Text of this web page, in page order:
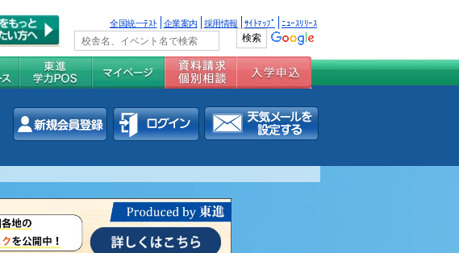
全国統一ﾃｽﾄ 企業案内 採用情報 ｻｲﾄﾏｯﾌﾟ ﾆｭｰｽﾘﾘｰｽ